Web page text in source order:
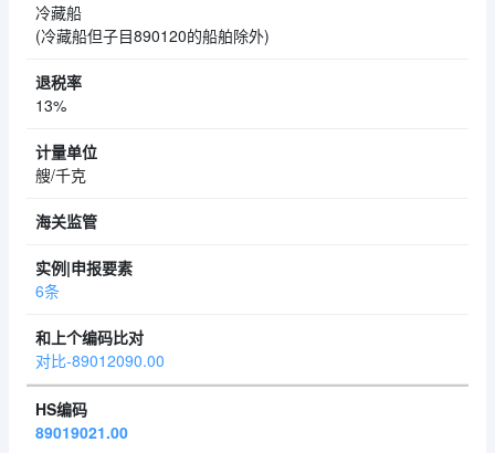
冷藏船
(冷藏船但子目890120的船舶除外)
13%
艘/千克
6条
对比-89012090.00
89019021.00